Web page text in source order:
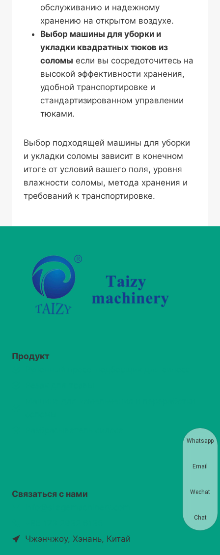
обслуживанию и надежному
хранению на открытом воздухе.
Выбор машины для уборки и
укладки квадратных тюков из
соломы если вы сосредоточитесь на
высокой эффективности хранения,
удобной транспортировке и
стандартизированном управлении
тюками.
Выбор подходящей машины для уборки
и укладки соломы зависит в конечном
итоге от условий вашего поля, уровня
влажности соломы, метода хранения и
требований к транспортировке.
Продукт
Связаться с нами
Чжэнчжоу, Хэнань, Китай
Whatsapp
Email
Wechat
Chat